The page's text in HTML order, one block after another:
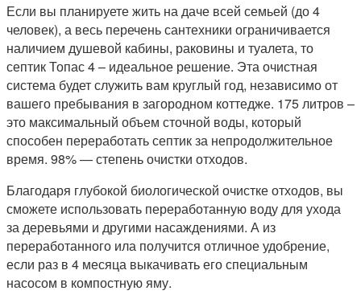
Если вы планируете жить на даче всей семьей (до 4
человек), а весь перечень сантехники ограничивается
наличием душевой кабины, раковины и туалета, то
септик Топас 4 – идеальное решение. Эта очистная
система будет служить вам круглый год, независимо от
вашего пребывания в загородном коттедже. 175 литров –
это максимальный объем сточной воды, который
способен переработать септик за непродолжительное
время. 98% — степень очистки отходов.
Благодаря глубокой биологической очистке отходов, вы
сможете использовать переработанную воду для ухода
за деревьями и другими насаждениями. А из
переработанного ила получится отличное удобрение,
если раз в 4 месяца выкачивать его специальным
насосом в компостную яму.